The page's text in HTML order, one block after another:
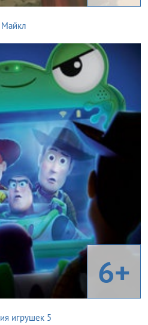
Майкл
6+
игрушек 5